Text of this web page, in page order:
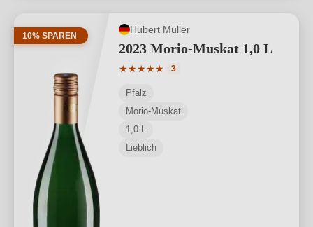
10% SPAREN
Hubert Müller
2023 Morio-Muskat 1,0 L
★★★★★
Durchschnittliche Bewertung von 5
3
Pfalz
Morio-Muskat
1,0 L
Lieblich